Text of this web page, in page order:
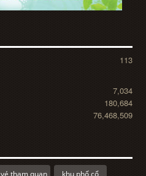
113
7,034
180,684
76,468,509
vé tham quan khu phố cổ